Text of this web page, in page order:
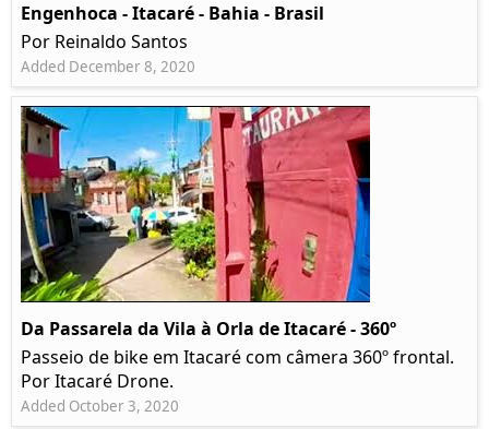
Engenhoca - Itacaré - Bahia - Brasil
Por Reinaldo Santos
Added December 8, 2020
Da Passarela da Vila à Orla de Itacaré - 360º
Passeio de bike em Itacaré com câmera 360º frontal.
Por Itacaré Drone.
Added October 3, 2020